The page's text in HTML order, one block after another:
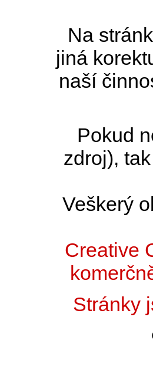
Na
jiná
naší
Pokud
zdroj),
Veškerý
Creative
Stránky